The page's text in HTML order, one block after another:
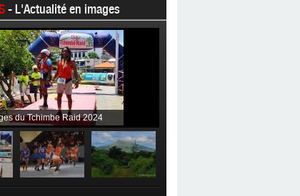
- L'Actualité en images
du Tchimbe Raid 2024